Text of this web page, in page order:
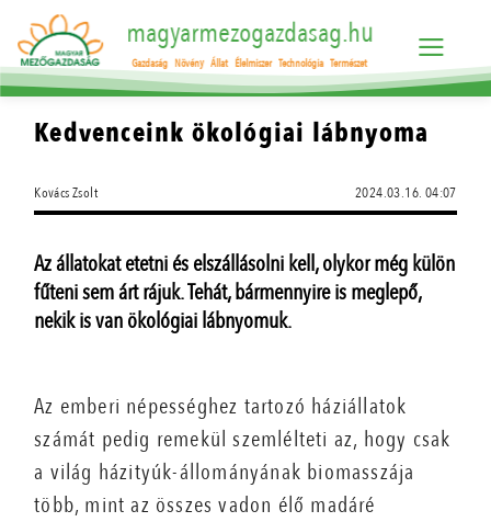
magyarmezogazdasag.hu
Gazdaság Növény Állat Élelmiszer Technológia Természet
Kedvenceink ökológiai lábnyoma
Kovács Zsolt 2024.03.16. 04:07
Az állatokat etetni és elszállásolni kell, olykor még külön
fűteni sem árt rájuk. Tehát, bármennyire is meglepő,
nekik is van ökológiai lábnyomuk.
Az emberi népességhez tartozó háziállatok
számát pedig remekül szemlélteti az, hogy csak
a világ házityúk-állományának biomasszája
több, mint az összes vadon élő madáré